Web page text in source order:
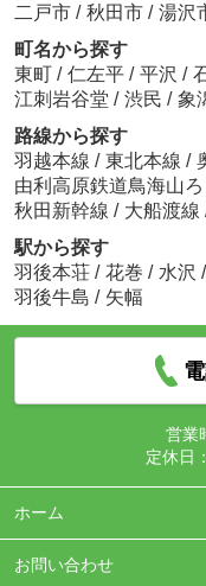
二戸市 / 秋田市 / 湯沢
町名から探す
東町 / 仁左平 / 平沢 /
江刺岩谷堂 / 渋民 / 象
路線から探す
羽越本線 / 東北本線 /
由利高原鉄道鳥海山
秋田新幹線 / 大船渡線
駅から探す
羽後本荘 / 花巻 / 水沢 /
羽後牛島 / 矢幅
営業
定休日：
ホーム
お問い合わせ